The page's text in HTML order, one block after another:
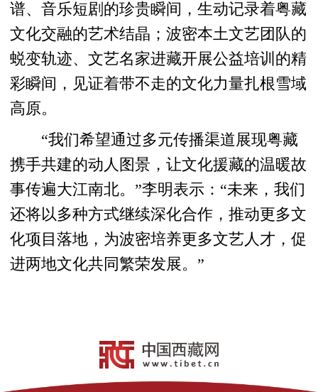
谱、音乐短剧的珍贵瞬间，生动记录着粤藏
文化交融的艺术结晶；波密本土文艺团队的
蜕变轨迹、文艺名家进藏开展公益培训的精
彩瞬间，见证着带不走的文化力量扎根雪域
高原。
“我们希望通过多元传播渠道展现粤藏
携手共建的动人图景，让文化援藏的温暖故
事传遍大江南北。”李明表示：“未来，我们
还将以多种方式继续深化合作，推动更多文
化项目落地，为波密培养更多文艺人才，促
进两地文化共同繁荣发展。”